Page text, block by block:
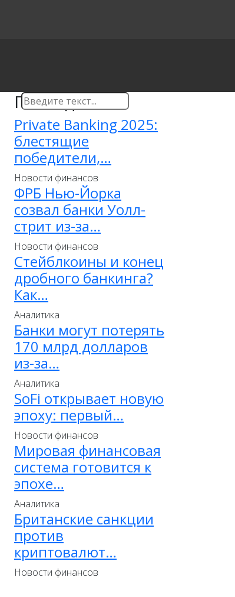
Последнее
Private Banking 2025:
блестящие
победители,…
Новости финансов
ФРБ Нью-Йорка
созвал банки Уолл-
стрит из-за…
Новости финансов
Стейблкоины и конец
дробного банкинга?
Как…
Аналитика
Банки могут потерять
170 млрд долларов
из-за…
Аналитика
SoFi открывает новую
эпоху: первый…
Новости финансов
Мировая финансовая
система готовится к
эпохе…
Аналитика
Британские санкции
против
криптовалют…
Новости финансов